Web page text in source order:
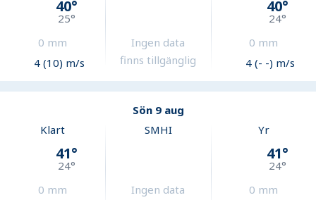
40°
25°
0 mm
4 (10) m/s
Ingen data
finns tillgänglig
40°
24°
0 mm
4 (- -) m/s
Sön 9 aug
Klart
41°
24°
0 mm
SMHI
Ingen data
Yr
41°
24°
0 mm